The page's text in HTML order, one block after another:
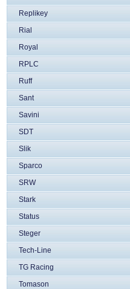
Replikey
Rial
Royal
RPLC
Ruff
Sant
Savini
SDT
Slik
Sparco
SRW
Stark
Status
Steger
Tech-Line
TG Racing
Tomason